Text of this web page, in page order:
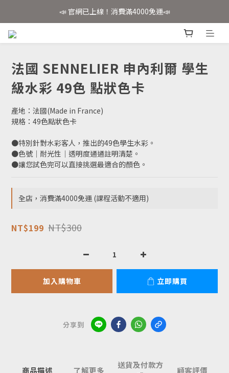
📣 官網已上線！消費滿4000免運📣
📣 官網已上線！消費滿4000免運📣
法國 SENNELIER 申內利爾 學生
級水彩 49色 點狀色卡
產地：法國(Made in France)
規格：49色點狀色卡
●特別針對水彩客人，推出的49色學生水彩。
●色號│耐光性│透明度通通註明清楚。
●讓您試色完可以直接挑選最適合的顏色。
全店，消費滿4000免運 (課程活動不適用)
NT$199 NT$300
加入購物車 立即購買
分享到
商品描述 了解更多
送貨及付款方
顧客評價